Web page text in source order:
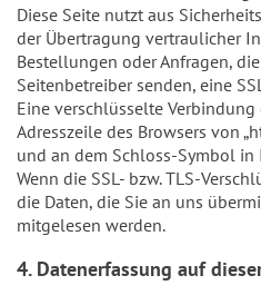
Diese Seite nutzt aus
der Übertragung vertraulicher
Bestellungen oder Anfragen,
Seitenbetreiber senden, eine
Eine verschlüsselte
Adresszeile des Browsers von
und an dem Schloss-Symbol in
Wenn die SSL- bzw. TLS-
die Daten, die Sie an uns
mitgelesen werden.
4. Datenerfassung auf